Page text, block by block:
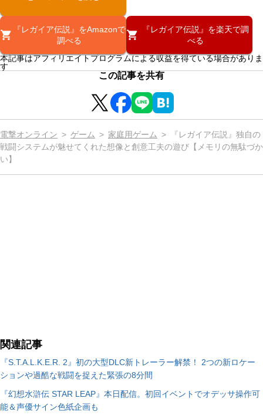
『レガイア伝説』をAmazonで
調べる
『レガイア伝説』を楽天で調
べる
本記事はアフィリエイトプログラムによる収益を得ている場合がありま
す
この記事を共有
電撃オンライン ゲーム 家庭用ゲーム
『レガイア伝説』独自の
戦闘システムが魅せてくれた想像と創意工夫の遊び【メモリの無駄づか
い】
関連記事
『S.T.A.L.K.E.R. 2』初の大型DLC新トレーラー解禁！ 2つの新ロケー
ションや過酷な戦闘を捉えた緊張の8分間
『幻想水滸伝 STAR LEAP』本日配信。初回イベントでオデッサ操作可
能＆声優サイン色紙企画も